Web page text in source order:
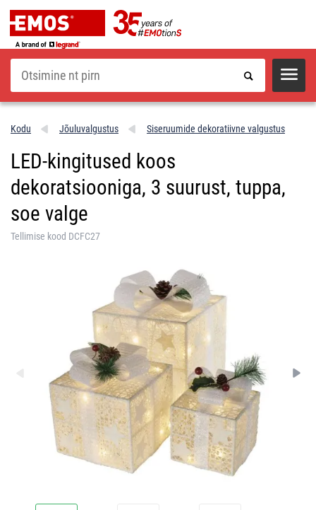
Otsi
Kodu Jõuluvalgustus Siseruumide dekoratiivne valgustus
LED-kingitused koos
dekoratsiooniga, 3 suurust, tuppa,
soe valge
Tellimise kood DCFC27